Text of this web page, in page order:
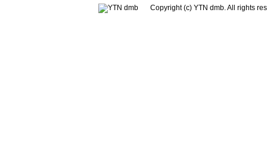
Copyright (c) YTN dmb. All rights